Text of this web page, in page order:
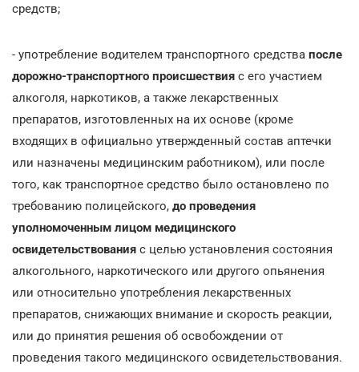
средств;
- употребление водителем транспортного средства после
дорожно-транспортного происшествия с его участием
алкоголя, наркотиков, а также лекарственных
препаратов, изготовленных на их основе (кроме
входящих в официально утвержденный состав аптечки
или назначены медицинским работником), или после
того, как транспортное средство было остановлено по
требованию полицейского, до проведения
уполномоченным лицом медицинского
освидетельствования с целью установления состояния
алкогольного, наркотического или другого опьянения
или относительно употребления лекарственных
препаратов, снижающих внимание и скорость реакции,
или до принятия решения об освобождении от
проведения такого медицинского освидетельствования.